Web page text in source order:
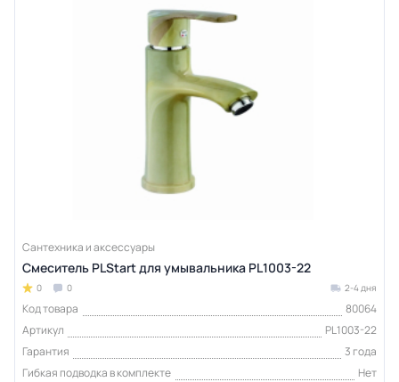
Сантехника и аксессуары
Смеситель PLStart для умывальника PL1003-22
0 0 2-4 дня
Код товара
80064
Артикул
PL1003-22
Гарантия
3 года
Гибкая подводка в комплекте
Нет